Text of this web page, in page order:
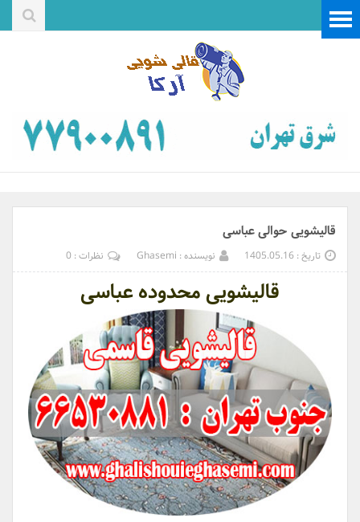
قالیشویی حوالی عباسی
تاریخ : 1405.05.16 نویسنده : Ghasemi نظرات : 0
قالیشویی محدوده عباسی